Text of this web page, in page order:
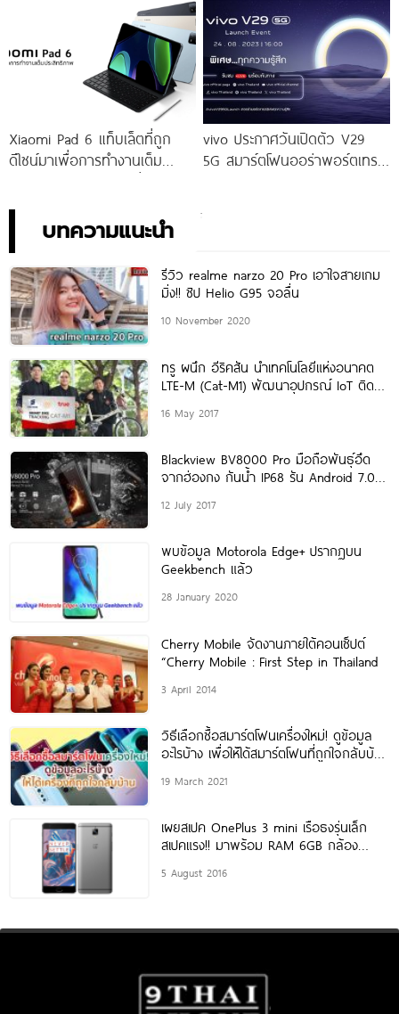
ราคาเริ่มต้นเพียง 14,999 บาท
จัดเต็มกับโปรโมชันพิเศษก่อนใคร
ราคาใหม่เพียง 4,599 บาท
เท่านั้น!
Xiaomi Pad 6 แท็บเล็ตที่ถูก
ดีไซน์มาเพื่อการทำงานเต็ม
vivo ประกาศวันเปิดตัว V29
5G สมาร์ตโฟนออร่าพอร์ตเทร
บทความแนะนำ
รีวิว realme narzo 20 Pro เอาใจสายเกม
มิ่ง!! ชิป Helio G95 จอลื่น
10 November 2020
ทรู ผนึก อีริคสัน นำเทคโนโลยีแห่งอนาคต
LTE-M (Cat-M1) พัฒนาอุปกรณ์ IoT ติดตั้ง
16 May 2017
Blackview BV8000 Pro มือถือพันธุ์อึด
จากฮ่องกง กันน้ำ IP68 รัน Android 7.0
12 July 2017
พบข้อมูล Motorola Edge+ ปรากฏบน
Geekbench แล้ว
28 January 2020
Cherry Mobile จัดงานภายใต้คอนเซ็ปต์
“Cherry Mobile : First Step in Thailand
3 April 2014
วิธีเลือกซื้อสมาร์ตโฟนเครื่องใหม่! ดูข้อมูล
อะไรบ้าง เพื่อให้ได้สมาร์ตโฟนที่ถูกใจกลับบ้าน
19 March 2021
เผยสเปค OnePlus 3 mini เรือธงรุ่นเล็ก
สเปคแรง!! มาพร้อม RAM 6GB กล้อง
5 August 2016